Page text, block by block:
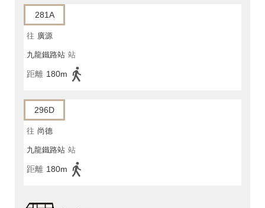
281A
往 廣源
九龍鐵路站 站
距離 180m
296D
往 尚德
九龍鐵路站 站
距離 180m